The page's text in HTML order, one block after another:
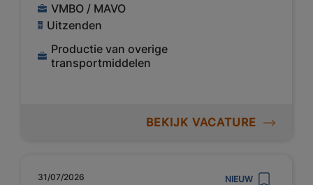
VMBO / MAVO
Uitzenden
Productie van overige
transportmiddelen
BEKIJK VACATURE
31/07/2026 NIEUW